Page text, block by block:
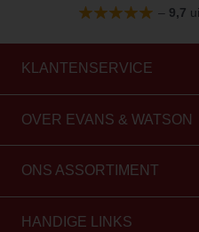
– 9,7
KLANTENSERVICE
OVER EVANS & WATSON
ONS ASSORTIMENT
HANDIGE LINKS